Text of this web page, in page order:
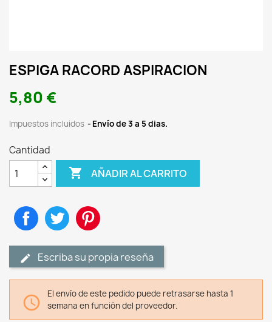
ESPIGA RACORD ASPIRACION
5,80 €
Impuestos incluidos Envío de 3 a 5 dias.
Cantidad
 AÑADIR AL CARRITO
CompartirTuitear
Escriba su propia reseña

El envío de este pedido puede retrasarse hasta 1
semana en función del proveedor.